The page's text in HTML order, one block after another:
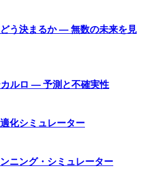
う決まるか — 無数の未来を見
ルロ — 予測と不確実性
化シミュレーター
ニング・シミュレーター